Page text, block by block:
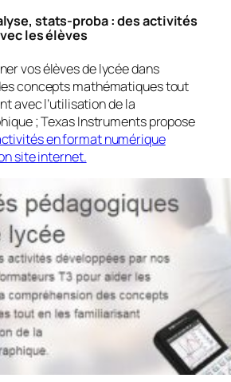
stats-proba : des activités
les élèves
vos élèves de lycée dans
concepts mathématiques tout
avec l’utilisation de la
; Texas Instruments propose
en format numérique
site internet.